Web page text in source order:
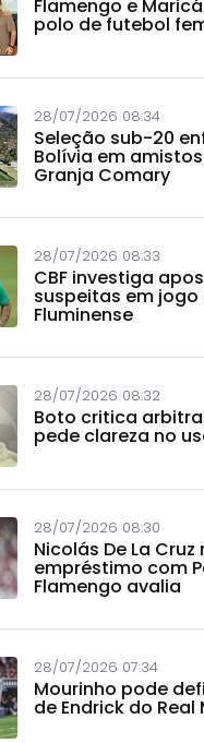
Flamengo e
polo de futebol
28/07/2026 08:34
Seleção sub-20
Bolívia em
Granja Comary
28/07/2026 08:33
CBF investiga
suspeitas em jogo
Fluminense
28/07/2026 08:32
Boto critica
pede clareza no
28/07/2026 08:30
Nicolás De La
empréstimo com
Flamengo avalia
28/07/2026 07:34
Mourinho pode
de Endrick do Real